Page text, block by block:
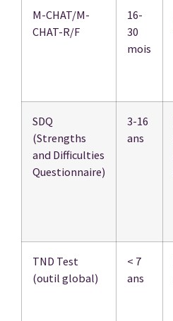
M-CHAT/M-
CHAT-R/F
16-
30
mois
SDQ
(Strengths
and Difficulties
Questionnaire)
3-16
ans
TND Test
(outil global)
< 7
ans